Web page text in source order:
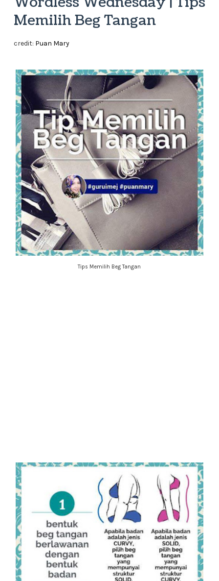
Memilih Beg Tangan
credit: Puan Mary
Tips Memilih Beg Tangan